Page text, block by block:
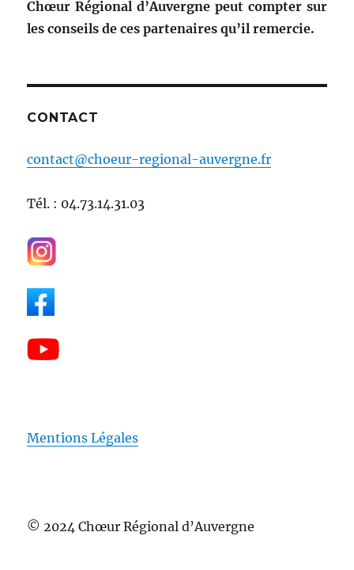
Chœur Régional d’Auvergne peut compter sur
les conseils de ces partenaires qu’il remercie.
CONTACT
contact@choeur-regional-auvergne.fr
Tél. : 04.73.14.31.03
Mentions Légales
© 2024 Chœur Régional d’Auvergne